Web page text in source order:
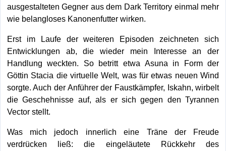
ausgestalteten Gegner aus dem Dark Territory einmal mehr
wie belangloses Kanonenfutter wirken.
Erst im Laufe der weiteren Episoden zeichneten sich
Entwicklungen ab, die wieder mein Interesse an der
Handlung weckten. So betritt etwa Asuna in Form der
Göttin Stacia die virtuelle Welt, was für etwas neuen Wind
sorgte. Auch der Anführer der Faustkämpfer, Iskahn, wirbelt
die Geschehnisse auf, als er sich gegen den Tyrannen
Vector stellt.
Was mich jedoch innerlich eine Träne der Freude
verdrücken ließ: die eingeläutete Rückkehr des